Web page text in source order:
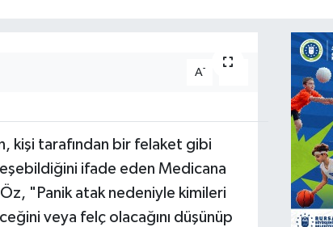
A-
kişi tarafından bir felaket gibi
ifade eden Medicana
"Panik atak nedeniyle kimileri
veya felç olacağını düşünüp